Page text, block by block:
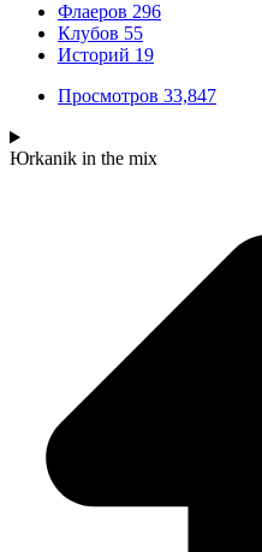
Флаеров 296
Клубов 55
Историй 19
Просмотров 33,847
Юrkanik in the mix